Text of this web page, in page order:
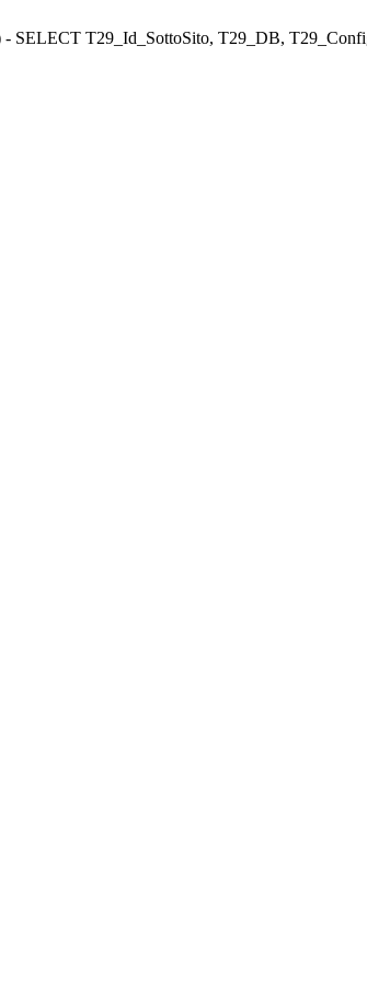
SELECT T29_Id_SottoSito, T29_DB,